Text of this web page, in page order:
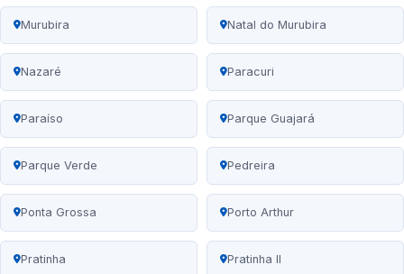
Murubira Natal do Murubira
Nazaré Paracuri
Paraíso Parque Guajará
Parque Verde Pedreira
Ponta Grossa Porto Arthur
Pratinha Pratinha II